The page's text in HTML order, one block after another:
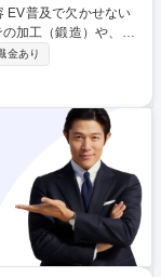
加工（鍛造）や、材
月の丁寧な教育があ
イ
の材料投入と操作盤
ルミ棒の検査（内部
けた部品が最新のE
てます。無線機を使
ません。資格取得支
金あり